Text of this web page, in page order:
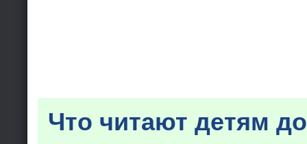
Что читают детям